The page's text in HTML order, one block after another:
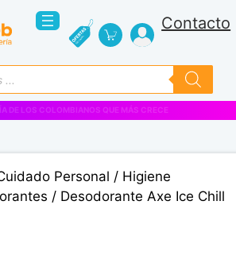
Contacto
VENTAS EMPRESARIALES
Personal / Higiene
/ Desodorante Axe Ice Chill